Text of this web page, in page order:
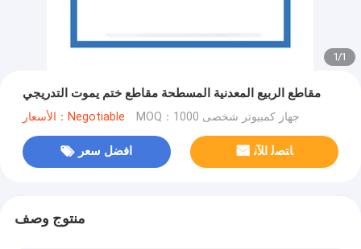
1/1
مقاطع الربيع المعدنية المسطحة مقاطع ختم يموت التدريجي
الأسعار：Negotiable MOQ：جهاز كمبيوتر شخصى 1000
افضل سعر ﺎﺘﺼﻟ ﺍﻶﻧ
منتوج وصف